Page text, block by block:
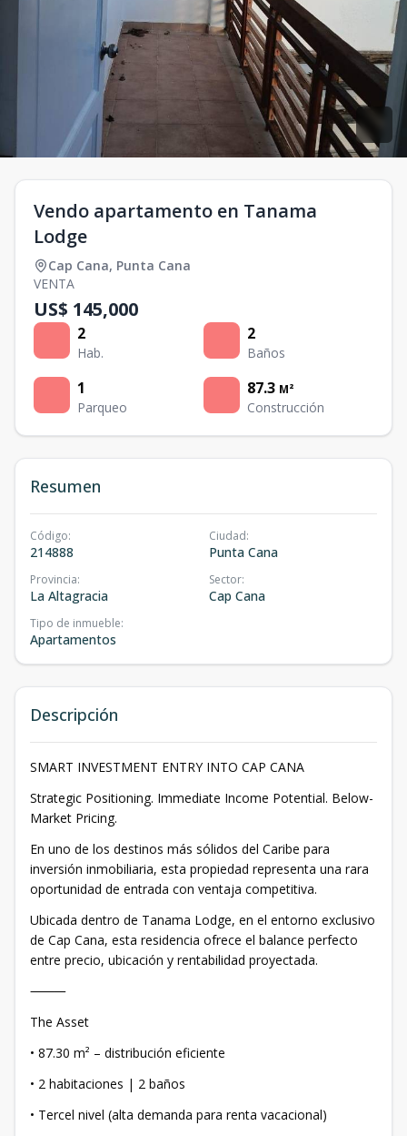
Vendo apartamento en Tanama
Lodge
Cap Cana, Punta Cana
VENTA
US$ 145,000
2
Hab.
2
Baños
1
Parqueo
87.3 M²
Construcción
Resumen
Código:
214888
Ciudad:
Punta Cana
Provincia:
La Altagracia
Sector:
Cap Cana
Tipo de inmueble:
Apartamentos
Descripción
SMART INVESTMENT ENTRY INTO CAP CANA
Strategic Positioning. Immediate Income Potential. Below-
Market Pricing.
En uno de los destinos más sólidos del Caribe para
inversión inmobiliaria, esta propiedad representa una rara
oportunidad de entrada con ventaja competitiva.
Ubicada dentro de Tanama Lodge, en el entorno exclusivo
de Cap Cana, esta residencia ofrece el balance perfecto
entre precio, ubicación y rentabilidad proyectada.
⸻
The Asset
• 87.30 m² – distribución eficiente
• 2 habitaciones | 2 baños
• Tercel nivel (alta demanda para renta vacacional)